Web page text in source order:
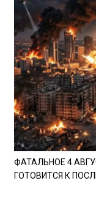
ФАТАЛЬНОЕ 4
ГОТОВИТСЯ К